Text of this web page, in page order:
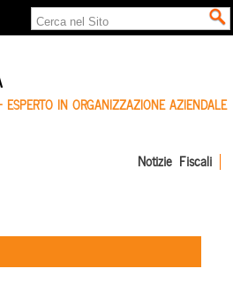
ESPERTO IN ORGANIZZAZIONE AZIENDALE
Notizie Fiscali